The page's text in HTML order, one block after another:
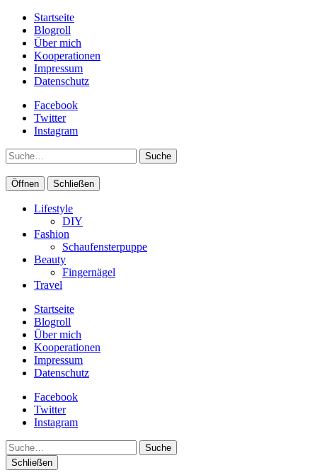
Startseite
Blogroll
Über mich
Kooperationen
Impressum
Datenschutz
Facebook
Twitter
Instagram
Suche
Öffnen Schließen
Lifestyle
DIY
Fashion
Schaufensterpuppe
Beauty
Fingernägel
Travel
Startseite
Blogroll
Über mich
Kooperationen
Impressum
Datenschutz
Facebook
Twitter
Instagram
Suche
Schließen